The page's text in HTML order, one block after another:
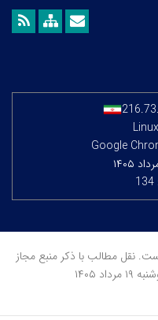
نقل مطالب با ذکر منبع مجاز
۱۴۰۵